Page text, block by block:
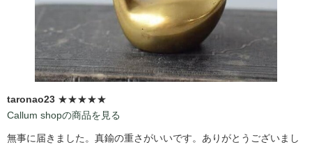
taronao23 ★★★★★
Callum shopの商品を見る
無事に届きました。真鍮の重さがいいです。ありがとうございまし